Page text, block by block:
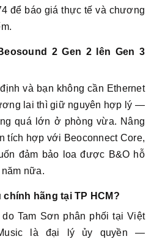
để báo giá thực tế và chương
2 Gen 2 lên Gen 3
và bạn không cần Ethernet
lai thì giữ nguyên hợp lý —
quá lớn ở phòng vừa. Nâng
tích hợp với Beoconnect Core,
đảm bảo loa được B&O hỗ
nữa.
hãng tại TP HCM?
Tam Sơn phân phối tại Việt
là đại lý ủy quyền —